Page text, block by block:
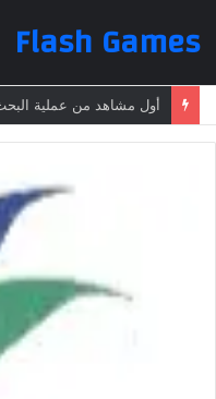
Flash Games